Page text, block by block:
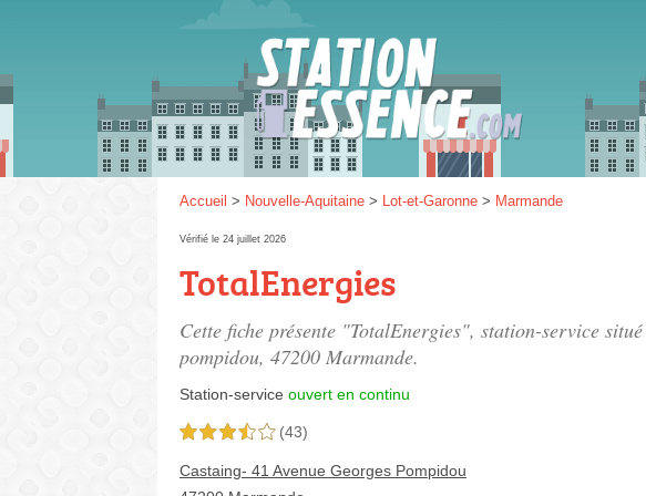
Accueil > Nouvelle-Aquitaine > Lot-et-Garonne > Marmande
Vérifié le 24 juillet 2026
TotalEnergies
Cette fiche présente "TotalEnergies", station-service situé
pompidou, 47200 Marmande.
Station-service ouvert en continu
3,5 étoiles sur 5 (43)
Castaing- 41 Avenue Georges Pompidou
Gazole :
Disponible
SP 98 :
Disponible